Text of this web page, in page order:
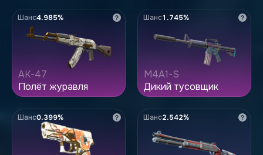
AK-47
Полёт журавля
Шанс4.985%
M4A1-S
Дикий тусовщик
Шанс1.745%
Шанс0.399% Шанс2.542%